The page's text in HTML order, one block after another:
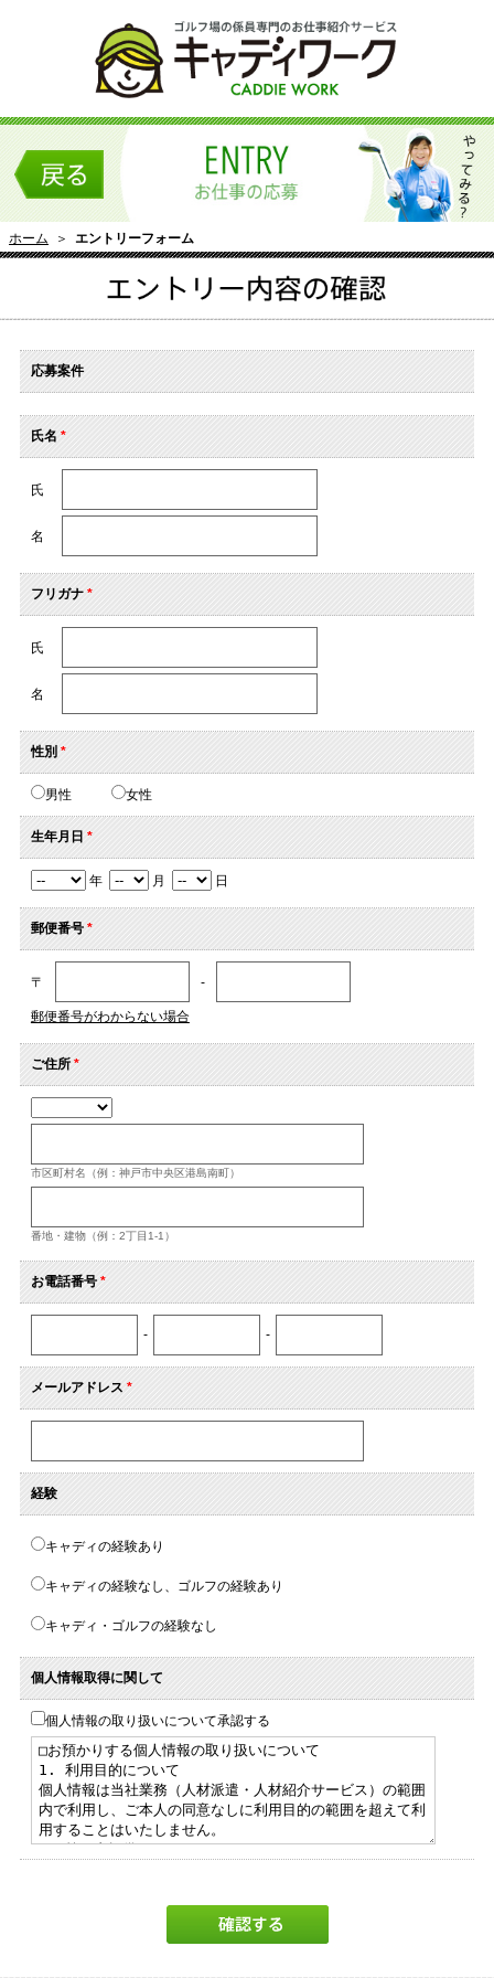
ホーム ＞ エントリーフォーム
応募案件
氏名 *
氏
名
フリガナ*
氏
名
性別 *
男性 女性
生年月日 *
年 月 日
郵便番号*
〒 -
郵便番号がわからない場合
ご住所*
市区町村名（例：神戸市中央区港島南町）
番地・建物（例：2丁目1-1）
お電話番号*
- -
メールアドレス *
経験
キャディの経験あり
キャディの経験なし、ゴルフの経験あり
キャディ・ゴルフの経験なし
個人情報取得に関して
個人情報の取り扱いについて承認する